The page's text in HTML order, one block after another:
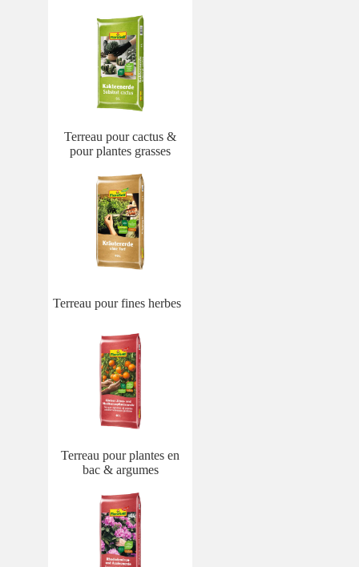
Terreau pour cactus &
pour plantes grasses
Terreau pour fines herbes
Terreau pour plantes en
bac & argumes